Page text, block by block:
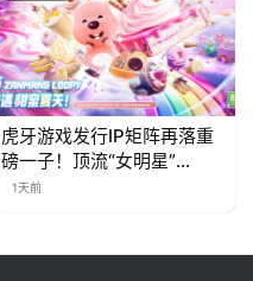
虎牙游戏发行IP矩阵再落重
磅一子！顶流“女明星”
ZANMANG LOOPY 正版3D
1天前